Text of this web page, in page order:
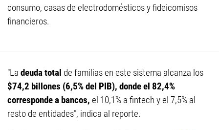
consumo, casas de electrodomésticos y fideicomisos
financieros.
"La deuda total de familias en este sistema alcanza los
$74,2 billones (6,5% del PIB), donde el 82,4%
corresponde a bancos, el 10,1% a fintech y el 7,5% al
resto de entidades", indica al reporte.